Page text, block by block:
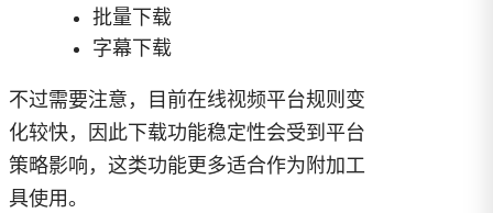
批量下载
字幕下载
不过需要注意，目前在线视频平台规则变
化较快，因此下载功能稳定性会受到平台
策略影响，这类功能更多适合作为附加工
具使用。